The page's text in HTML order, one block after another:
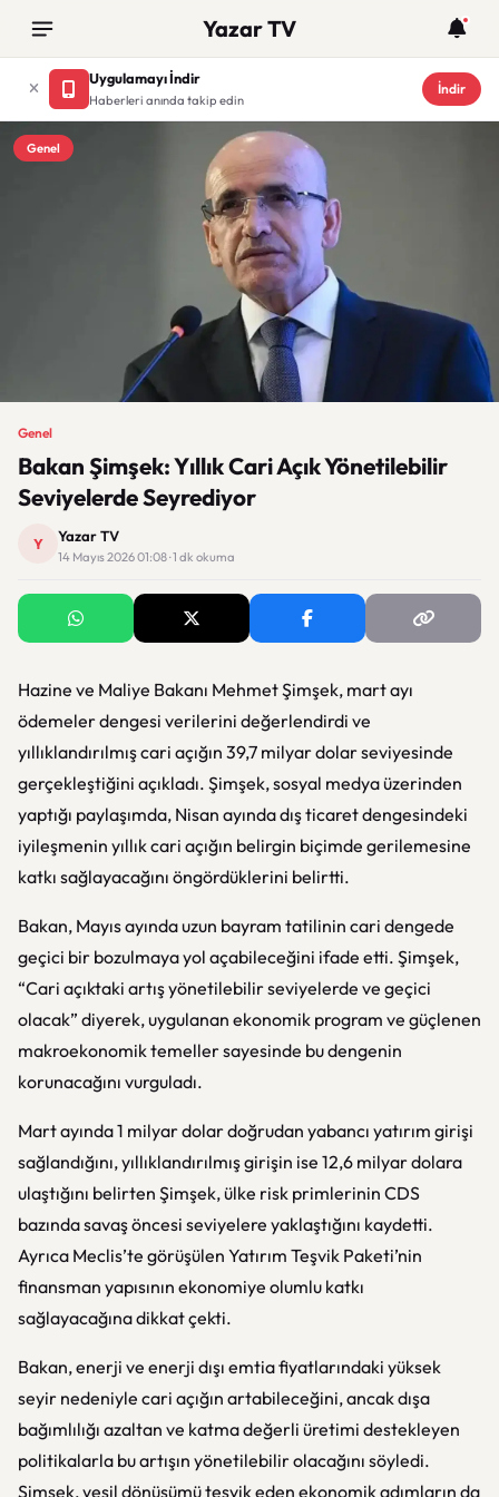
Yazar TV
Uygulamayı İndir
Haberleri anında takip edin
İndir
Genel
Genel
Bakan Şimşek: Yıllık Cari Açık Yönetilebilir
Seviyelerde Seyrediyor
Y Yazar TV
14 Mayıs 2026 01:08 · 1 dk okuma
Hazine ve Maliye Bakanı Mehmet Şimşek, mart ayı
ödemeler dengesi verilerini değerlendirdi ve
yıllıklandırılmış cari açığın 39,7 milyar dolar seviyesinde
gerçekleştiğini açıkladı. Şimşek, sosyal medya üzerinden
yaptığı paylaşımda, Nisan ayında dış ticaret dengesindeki
iyileşmenin yıllık cari açığın belirgin biçimde gerilemesine
katkı sağlayacağını öngördüklerini belirtti.
Bakan, Mayıs ayında uzun bayram tatilinin cari dengede
geçici bir bozulmaya yol açabileceğini ifade etti. Şimşek,
“Cari açıktaki artış yönetilebilir seviyelerde ve geçici
olacak” diyerek, uygulanan ekonomik program ve güçlenen
makroekonomik temeller sayesinde bu dengenin
korunacağını vurguladı.
Mart ayında 1 milyar dolar doğrudan yabancı yatırım girişi
sağlandığını, yıllıklandırılmış girişin ise 12,6 milyar dolara
ulaştığını belirten Şimşek, ülke risk primlerinin CDS
bazında savaş öncesi seviyelere yaklaştığını kaydetti.
Ayrıca Meclis’te görüşülen Yatırım Teşvik Paketi’nin
finansman yapısının ekonomiye olumlu katkı
sağlayacağına dikkat çekti.
Bakan, enerji ve enerji dışı emtia fiyatlarındaki yüksek
seyir nedeniyle cari açığın artabileceğini, ancak dışa
bağımlılığı azaltan ve katma değerli üretimi destekleyen
politikalarla bu artışın yönetilebilir olacağını söyledi.
Şimşek, yeşil dönüşümü teşvik eden ekonomik adımların da